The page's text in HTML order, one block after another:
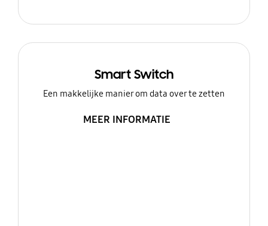
Smart Switch
Een makkelijke manier om data over te zetten
MEER INFORMATIE